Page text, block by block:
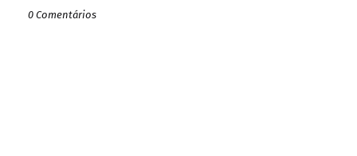
0 Comentários